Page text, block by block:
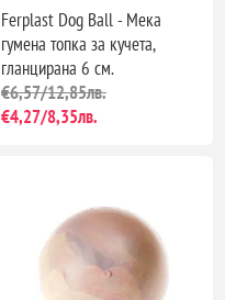
Ferplast Dog Ball - Мека
гумена топка за кучета,
гланцирана 6 см.
€6,57/12,85лв.
€4,27/8,35лв.